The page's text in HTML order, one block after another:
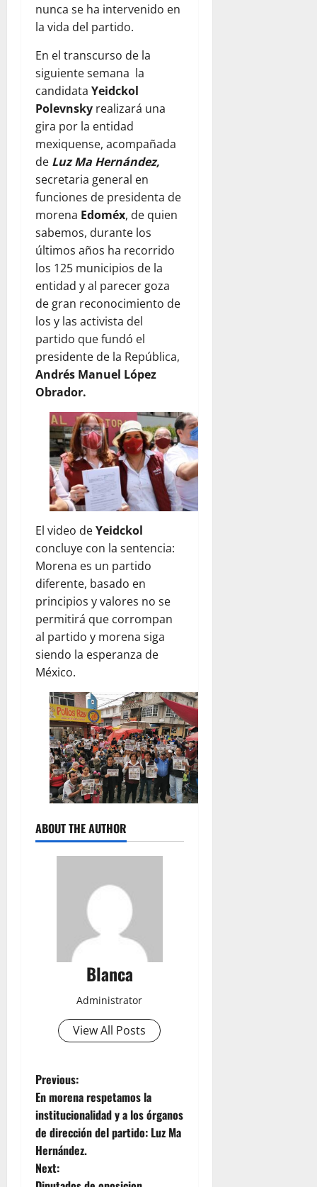
nunca se ha intervenido en
la vida del partido.
En el transcurso de la
siguiente semana la
candidata Yeidckol
Polevnsky realizará una
gira por la entidad
mexiquense, acompañada
de Luz Ma Hernández,
secretaria general en
funciones de presidenta de
morena Edoméx, de quien
sabemos, durante los
últimos años ha recorrido
los 125 municipios de la
entidad y al parecer goza
de gran reconocimiento de
los y las activista del
partido que fundó el
presidente de la República,
Andrés Manuel López
Obrador.
El video deYeidckol
concluye con la sentencia:
Morena es un partido
diferente, basado en
principios y valores no se
permitirá que corrompan
al partido y morena siga
siendo la esperanza de
México.
ABOUT THE AUTHOR
Blanca
Administrator
View All Posts
P
o
s
t
Previous:
En morena respetamos la
institucionalidad y a los órganos
de dirección del partido: Luz Ma
Hernández.
Next: